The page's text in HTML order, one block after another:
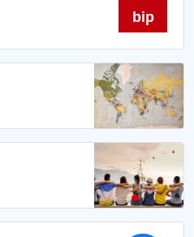
bip